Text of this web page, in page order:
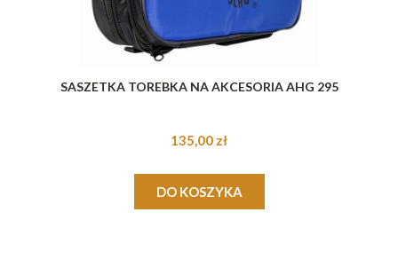
SASZETKA TOREBKA NA AKCESORIA AHG 295
135,00 zł
DO KOSZYKA